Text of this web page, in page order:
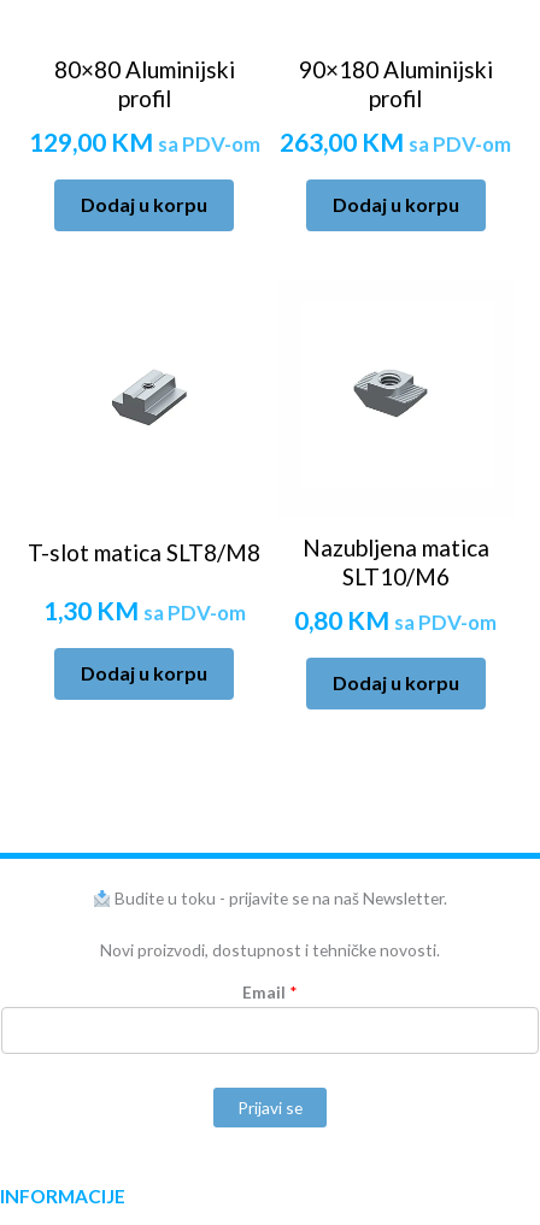
80×80 Aluminijski
profil
129,00 KM sa PDV-om
Dodaj u korpu
90×180 Aluminijski
profil
263,00 KM sa PDV-om
Dodaj u korpu
T-slot matica SLT8/M8
1,30 KM sa PDV-om
Dodaj u korpu
Nazubljena matica
SLT10/M6
0,80 KM sa PDV-om
Dodaj u korpu
Budite u toku - prijavite se na naš Newsletter.
Novi proizvodi, dostupnost i tehničke novosti.
Email *
Prijavi se
INFORMACIJE